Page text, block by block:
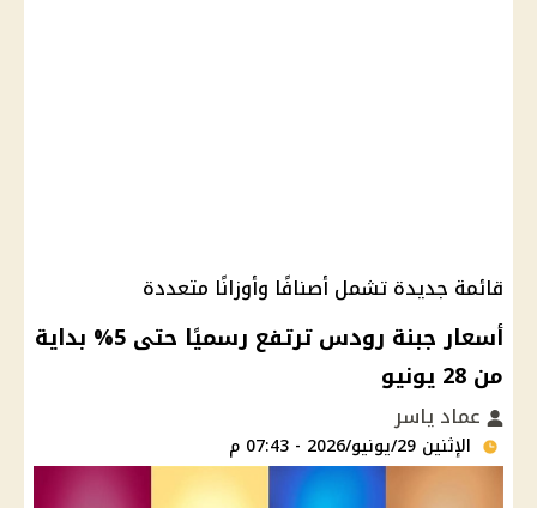
قائمة جديدة تشمل أصنافًا وأوزانًا متعددة
أسعار جبنة رودس ترتفع رسميًا حتى 5% بداية
من 28 يونيو
عماد ياسر
الإثنين 29/يونيو/2026 - 07:43 م